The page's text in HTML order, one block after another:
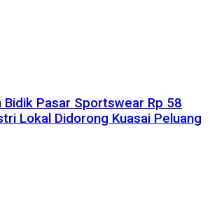
Bidik Pasar Sportswear Rp 58
Lokal Didorong Kuasai Peluang